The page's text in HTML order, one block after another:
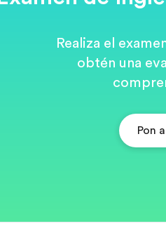
Realiza el
obtén una
Pon